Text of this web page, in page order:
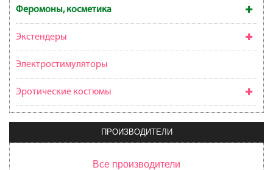
Феромоны, косметика
Экстендеры
Электростимуляторы
Эротические костюмы
ПРОИЗВОДИТЕЛИ
Все производители